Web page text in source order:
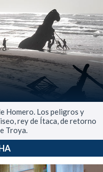
Homero. Los peligros y
rey de Ítaca, de retorno
Troya.